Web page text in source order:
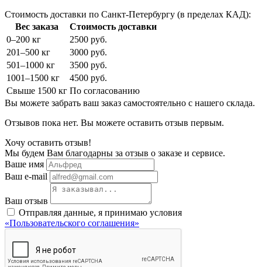
Стоимость доставки по Санкт-Петербургу (в пределах КАД):
Вес заказа
Стоимость доставки
0–200 кг
2500 руб.
201–500 кг
3000 руб.
501–1000 кг
3500 руб.
1001–1500 кг
4500 руб.
Свыше 1500 кг По согласованию
Вы можете забрать ваш заказ самостоятельно с нашего склада.
Отзывов пока нет. Вы можете оставить отзыв первым.
Хочу оставить отзыв!
Мы будем Вам благодарны за отзыв о заказе и сервисе.
Ваше имя
Ваш e-mail
Ваш отзыв
Отправляя данные, я принимаю условия
«Пользовательского соглашения»